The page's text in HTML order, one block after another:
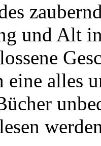
und Alt
alles